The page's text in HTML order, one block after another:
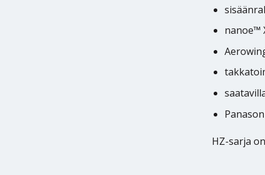
nanoe™
HZ-sarja